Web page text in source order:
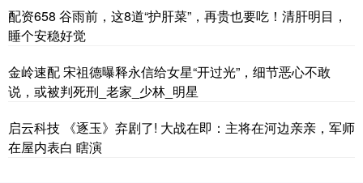
配资658 谷雨前，这8道“护肝菜”，再贵也要吃！清肝明目，
睡个安稳好觉
金岭速配 宋祖德曝释永信给女星“开过光”，细节恶心不敢
说，或被判死刑_老家_少林_明星
启云科技 《逐玉》弃剧了! 大战在即：主将在河边亲亲，军师
在屋内表白 瞎演